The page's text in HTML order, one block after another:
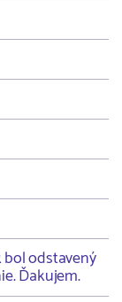
odstavený
Ďakujem.